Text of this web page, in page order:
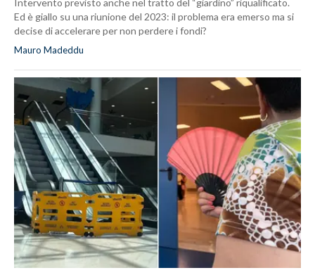
Intervento previsto anche nel tratto del “giardino” riqualificato.
Ed è giallo su una riunione del 2023: il problema era emerso ma si
decise di accelerare per non perdere i fondi?
Mauro Madeddu